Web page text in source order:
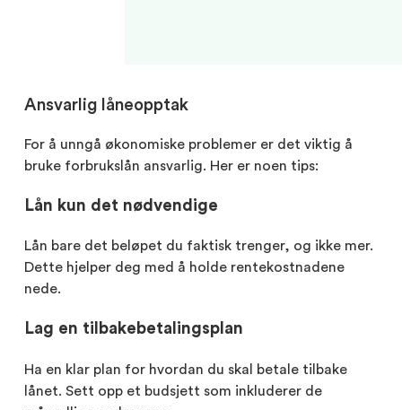
Ansvarlig låneopptak
For å unngå økonomiske problemer er det viktig å
bruke forbrukslån ansvarlig. Her er noen tips:
Lån kun det nødvendige
Lån bare det beløpet du faktisk trenger, og ikke mer.
Dette hjelper deg med å holde rentekostnadene
nede.
Lag en tilbakebetalingsplan
Ha en klar plan for hvordan du skal betale tilbake
lånet. Sett opp et budsjett som inkluderer de